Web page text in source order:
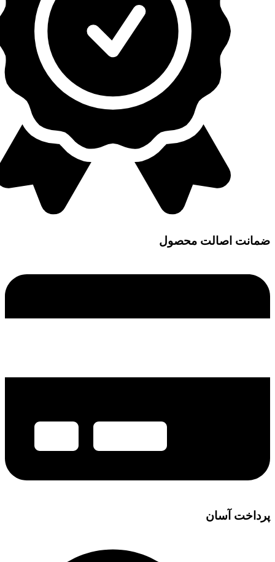
ضمانت اصالت محصول
پرداخت آسان